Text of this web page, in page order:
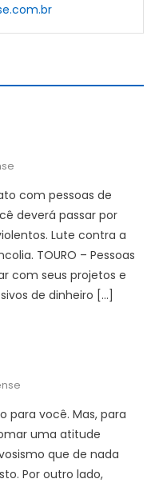
com pessoas de
deverá passar por
Lute contra a
TOURO – Pessoas
com seus projetos e
de dinheiro […]
para você. Mas, para
uma atitude
que de nada
Por outro lado,